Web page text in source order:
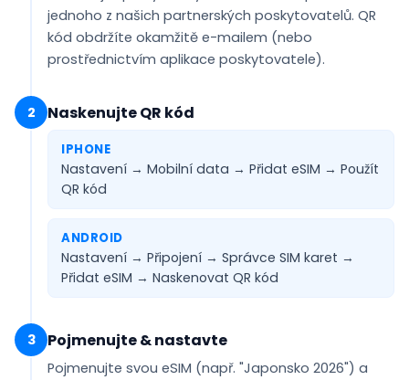
jednoho z našich partnerských poskytovatelů. QR
kód obdržíte okamžitě e-mailem (nebo
prostřednictvím aplikace poskytovatele).
2 Naskenujte QR kód
IPHONE
Nastavení → Mobilní data → Přidat eSIM → Použít
QR kód
ANDROID
Nastavení → Připojení → Správce SIM karet →
Přidat eSIM → Naskenovat QR kód
3 Pojmenujte & nastavte
Pojmenujte svou eSIM (např. "Japonsko 2026") a